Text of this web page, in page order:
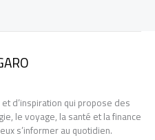
d’inspiration qui propose des
le voyage, la santé et la finance
s’informer au quotidien.